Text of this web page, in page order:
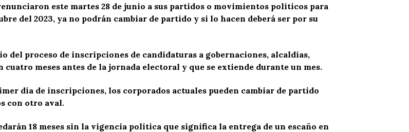
este martes 28 de junio a sus partidos o movimientos políticos para
del 2023, ya no podrán cambiar de partido y si lo hacen deberá ser por su
del proceso de inscripciones de candidaturas a gobernaciones, alcaldías,
cuatro meses antes de la jornada electoral y que se extiende durante un mes.
día de inscripciones, los corporados actuales pueden cambiar de partido
con otro aval.
18 meses sin la vigencia política que significa la entrega de un escaño en